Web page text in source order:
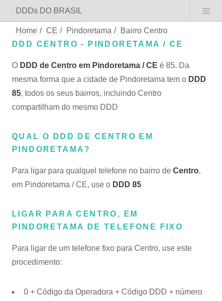
DDDs DO BRASIL
Home / CE / Pindoretama /
Bairro Centro
DDD CENTRO - PINDORETAMA / CE
O DDD de Centro em Pindoretama / CE é 85. Da
mesma forma que a cidade de Pindoretama tem o DDD
85, todos os seus bairros, incluindo Centro
compartilham do mesmo DDD
QUAL O DDD DE CENTRO EM
PINDORETAMA?
Para ligar para qualquel telefone no bairro de Centro,
em Pindoretama / CE, use o DDD 85
LIGAR PARA CENTRO, EM
PINDORETAMA DE TELEFONE FIXO
Para ligar de um telefone fixo para Centro, use este
procedimento:
0 + Código da Operadora + Código DDD + número